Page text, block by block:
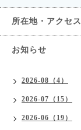
所在地・アクセス
お知らせ
2026-08（4）
2026-07（15）
2026-06（19）